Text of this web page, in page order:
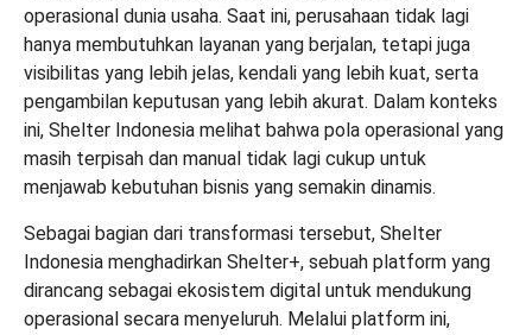
operasional dunia usaha. Saat ini, perusahaan tidak lagi
hanya membutuhkan layanan yang berjalan, tetapi juga
visibilitas yang lebih jelas, kendali yang lebih kuat, serta
pengambilan keputusan yang lebih akurat. Dalam konteks
ini, Shelter Indonesia melihat bahwa pola operasional yang
masih terpisah dan manual tidak lagi cukup untuk
menjawab kebutuhan bisnis yang semakin dinamis.
Sebagai bagian dari transformasi tersebut, Shelter
Indonesia menghadirkan Shelter+, sebuah platform yang
dirancang sebagai ekosistem digital untuk mendukung
operasional secara menyeluruh. Melalui platform ini,